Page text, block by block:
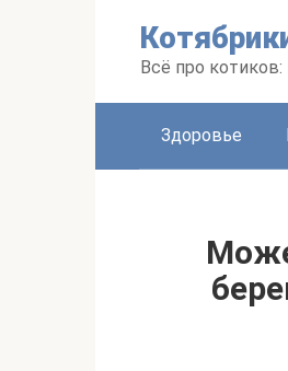
Всё про
Здоровье